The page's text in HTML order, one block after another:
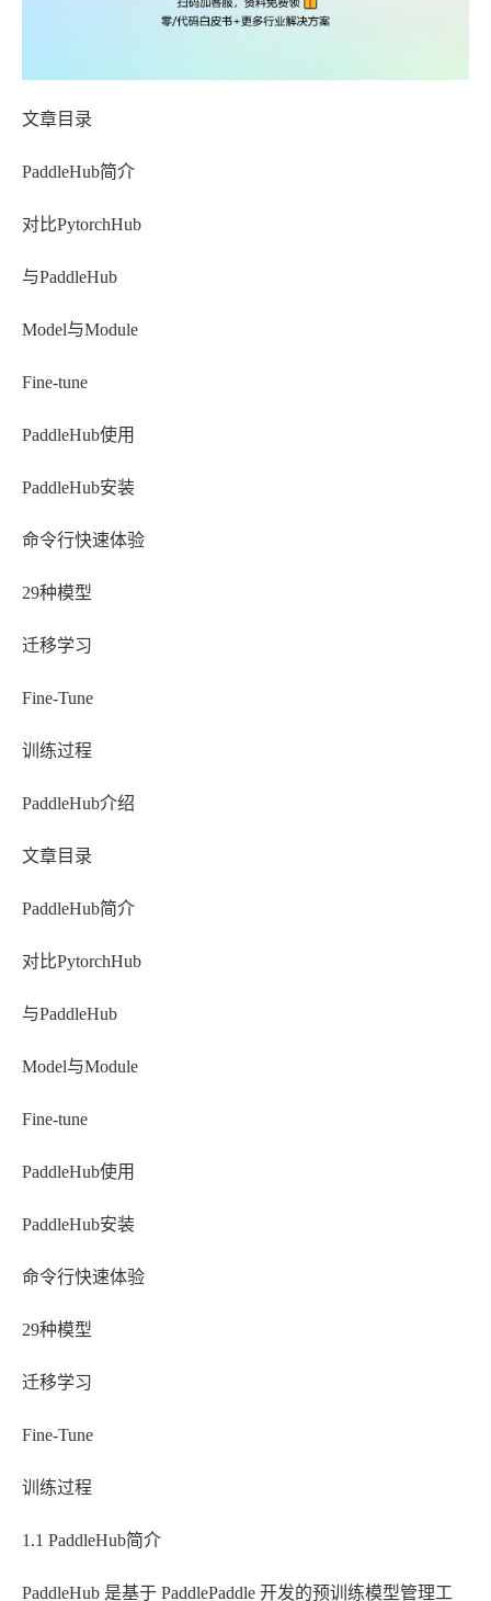
文章目录
PaddleHub简介
对比PytorchHub
与PaddleHub
Model与Module
Fine-tune
PaddleHub使用
PaddleHub安装
命令行快速体验
29种模型
迁移学习
Fine-Tune
训练过程
PaddleHub介绍
文章目录
PaddleHub简介
对比PytorchHub
与PaddleHub
Model与Module
Fine-tune
PaddleHub使用
PaddleHub安装
命令行快速体验
29种模型
迁移学习
Fine-Tune
训练过程
1.1 PaddleHub简介
PaddleHub 是基于 PaddlePaddle 开发的预训练模型管理工